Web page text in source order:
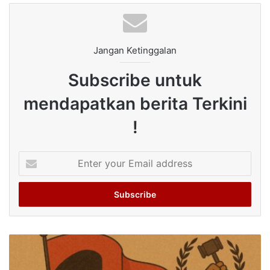
Jangan Ketinggalan
Subscribe untuk
mendapatkan berita Terkini
!
your
Email